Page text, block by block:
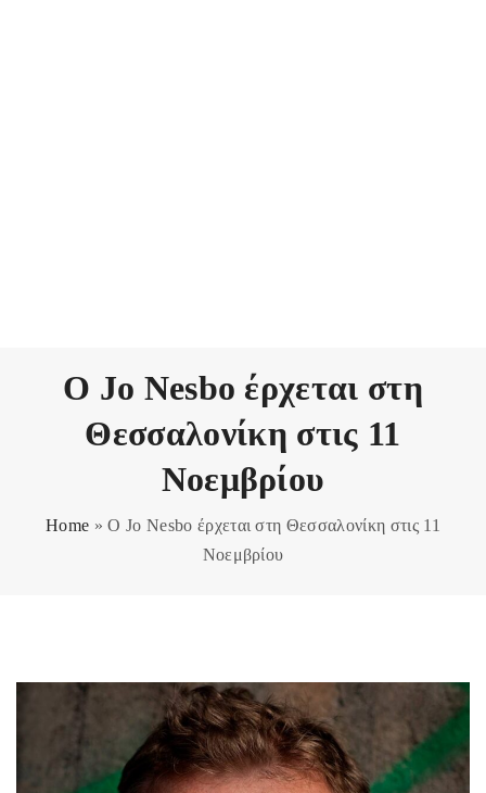
Ο Jo Nesbo έρχεται στη
Θεσσαλονίκη στις 11
Νοεμβρίου
Home »Ο Jo Nesbo έρχεται στη Θεσσαλονίκη στις 11
Νοεμβρίου